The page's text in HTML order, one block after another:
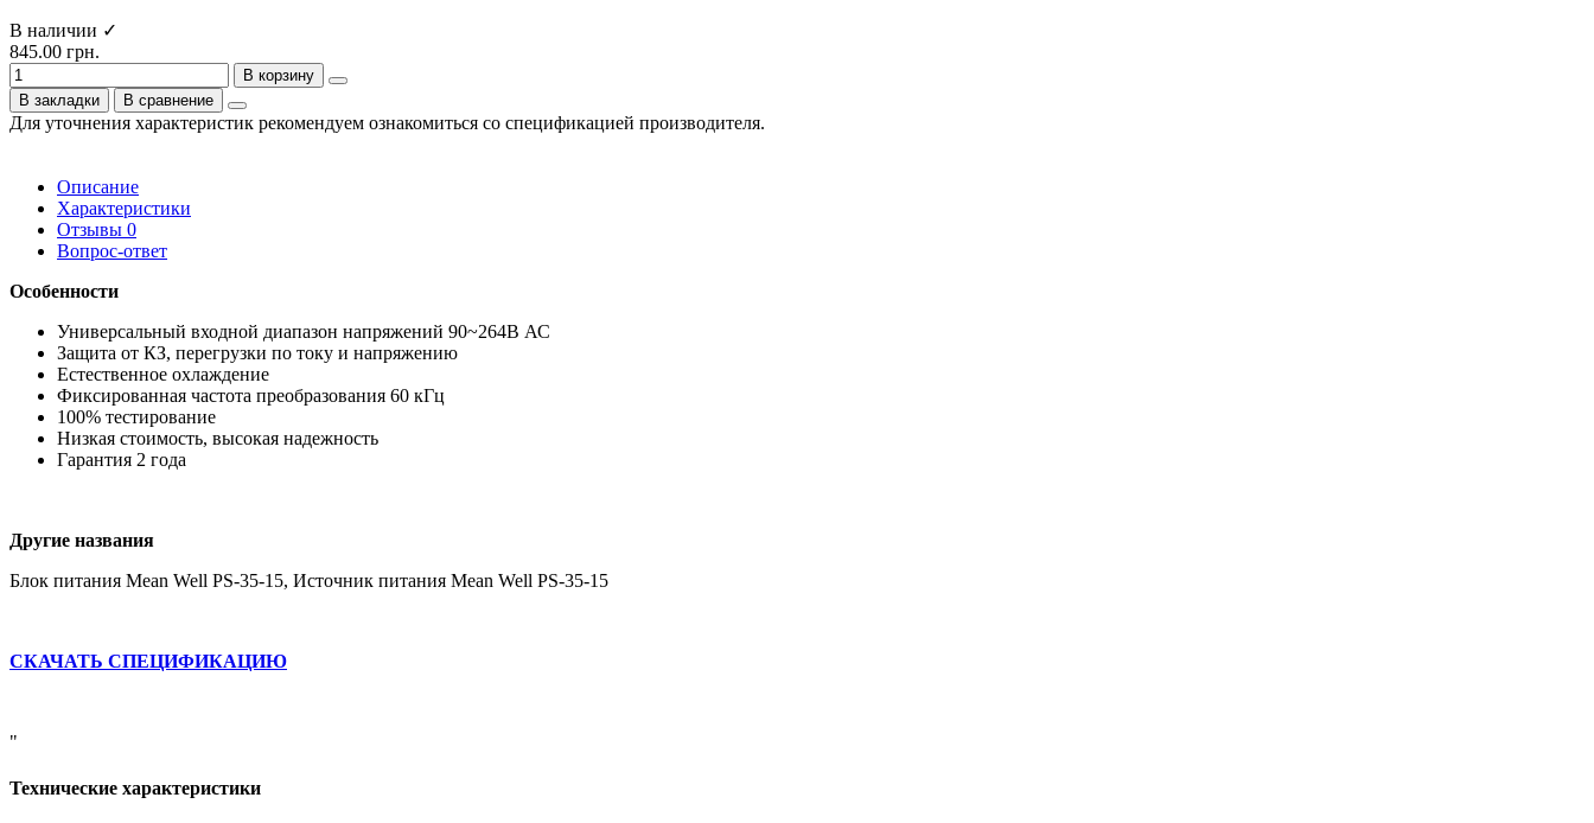
В наличии ✓
845.00 грн.
В корзину
В закладки
В сравнение
Для уточнения характеристик рекомендуем ознакомиться со спецификацией производителя.
Описание
Характеристики
Отзывы 0
Вопрос-ответ
Особенности
Универсальный входной диапазон напряжений 90~264В АС
Защита от КЗ, перегрузки по току и напряжению
Естественное охлаждение
Фиксированная частота преобразования 60 кГц
100% тестирование
Низкая стоимость, высокая надежность
Гарантия 2 года
Другие названия
Блок питания Mean Well PS-35-15, Источник питания Mean Well PS-35-15
СКАЧАТЬ СПЕЦИФИКАЦИЮ
"
Технические характеристики